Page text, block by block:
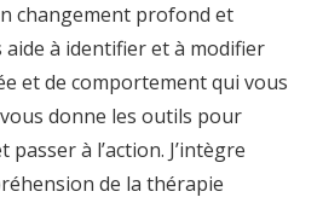
changement profond et
aide à identifier et à modifier
et de comportement qui vous
donne les outils pour
à l’action. J’intègre
de la thérapie